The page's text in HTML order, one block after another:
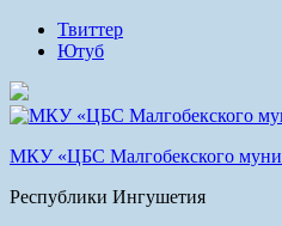
Твиттер
Ютуб
МКУ «ЦБС Малгобекского
Республики Ингушетия